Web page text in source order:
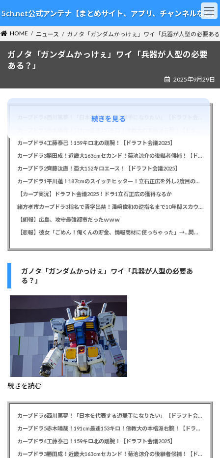
ン
テ
ン
ツ
ビ
ゲ
ー
シ
5ch.net公式アンテナ【まとめサイト、アプリ、チャンネルなど】
HOME ニュース ガノタ「ガンダムかっけぇ」ワイ「兵器が人型の必要あ
ガノタ「ガンダムかっけぇ」ワイ「兵器が人型の必要
ある？」
2025年9月29日
カープドラ4工藤泰己！159キロ北の剛腕！【ドラフト会議2025】
カープドラ3勝田成！近畿大163cmセカンド！菊池涼介の後継者候補！【ドラフト会議2025】
カープドラ2齊藤汰直！亜大152キロエース！【ドラフト会議2025】
カープドラ1平川蓮！187cmのスイッチヒッター！立石正広を外し2度目の重複も新井監督がクジを引き当てる！【ドラフト会議2025】
【カープ実況】ドラフト会議2025！ドラ1立石正広の獲得なるか
緒方孝市カープドラ3指名で青学出禁！澤﨑俊和の逆指名まで10年間スカウト出禁
【朗報】広島、攻守最強都市だったｗｗｗ
【悲報】彼女「ごめん！俺くんの貯金、情報商材に使っちゃった」→…問い詰めたらギャン泣きされたんだが俺が悪いのか？
ガノタ「ガンダムかっけぇ」ワイ「兵器が人型の必要あ
る？」
続きを読む
続きを見る
カープドラ6西川篤夢！「日本を代表する遊撃手になりたい」【ドラフト会議2025】
カープドラ5赤木晴哉！191cm最速153キロ！佛教大の本格派右腕！【ドラフト会議2025】
カープドラ4工藤泰己！159キロ北の剛腕！【ドラフト会議2025】
カープドラ3勝田成！近畿大163cmセカンド！菊池涼介の後継者候補！【ドラフト会議2025】